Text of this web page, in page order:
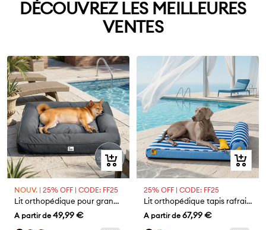
DÉCOUVREZ LES MEILLEURES
VENTES
Aperçu
rapide
NOUV. | 25% OFF | CODE: FF25
Lit orthopédique pour grand chien imperméable et soutien
Prix
A partir de 49,99 €
Aperçu
rapide
25% OFF | CODE: FF25
Lit orthopédique tapis rafraichissant grands chien - Chill Nest
Prix
A partir de 67,99 €